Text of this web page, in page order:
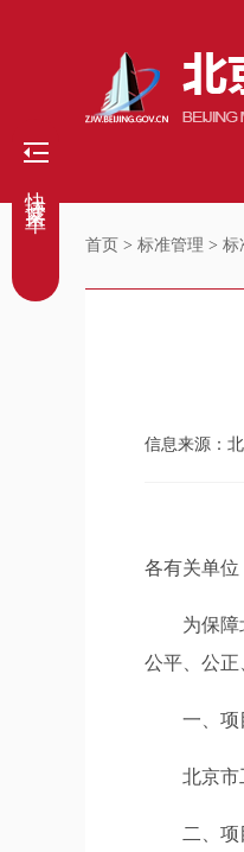
首页 > 标准管理 > 标
信息来源：
各有关单位
为保障北
公平、公正
一、项
北京市工
二、项
快捷菜单